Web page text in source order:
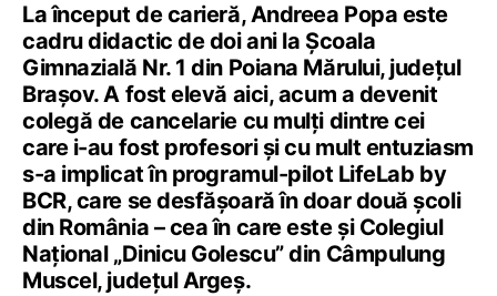
La început de carieră, Andreea Popa este
cadru didactic de doi ani la Școala
Gimnazială Nr. 1 din Poiana Mărului, județul
Brașov. A fost elevă aici, acum a devenit
colegă de cancelarie cu mulți dintre cei
care i-au fost profesori și cu mult entuziasm
s-a implicat în programul-pilot LifeLab by
BCR, care se desfășoară în doar două școli
din România – cea în care este și Colegiul
Național „Dinicu Golescu” din Câmpulung
Muscel, județul Argeș.